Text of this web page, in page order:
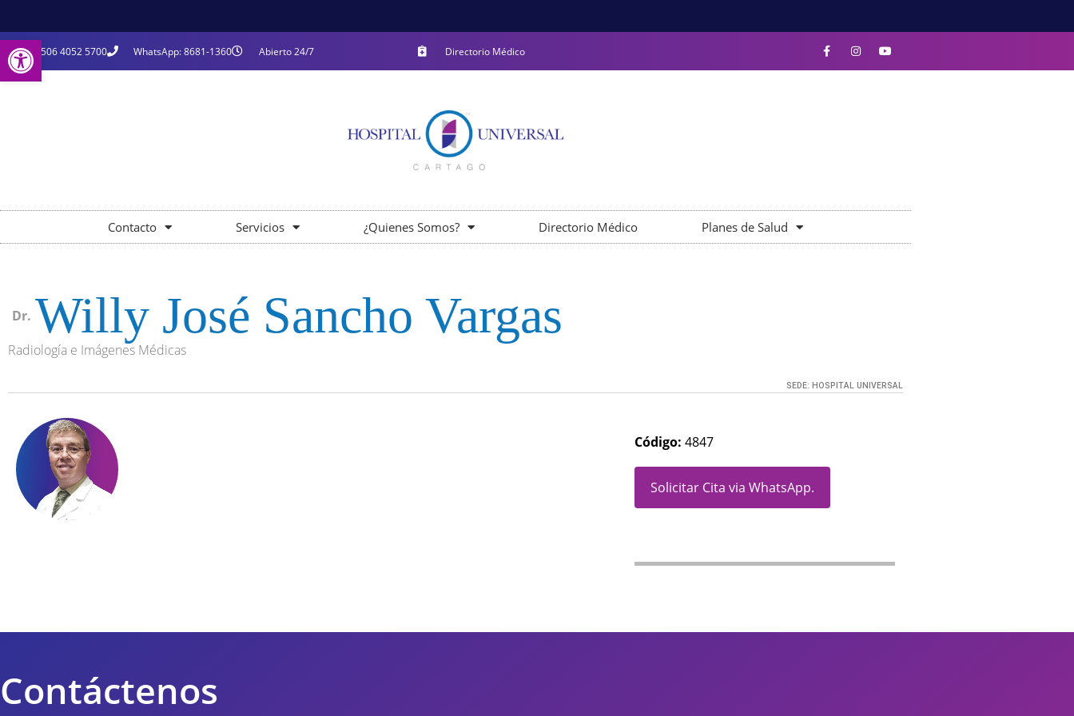
Open toolbar
+506 4052 5700 WhatsApp: 8681-1360 Abierto 24/7 Directorio Médico
Contacto Servicios ¿Quienes Somos? Directorio Médico Planes de Salud
Dr. Willy José Sancho Vargas
Radiología e Imágenes Médicas
SEDE: HOSPITAL UNIVERSAL
Código: 4847
Solicitar Cita via WhatsApp.
Contáctenos